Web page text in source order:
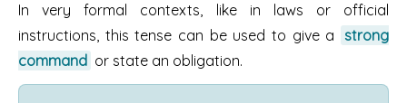
In very formal contexts, like in laws or official
instructions, this tense can be used to give a strong
command or state an obligation.